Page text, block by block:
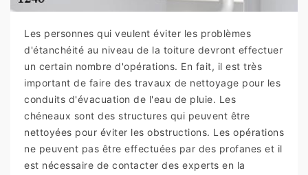
Les personnes qui veulent éviter les problèmes
d'étanchéité au niveau de la toiture devront effectuer
un certain nombre d'opérations. En fait, il est très
important de faire des travaux de nettoyage pour les
conduits d'évacuation de l'eau de pluie. Les
chéneaux sont des structures qui peuvent être
nettoyées pour éviter les obstructions. Les opérations
ne peuvent pas être effectuées par des profanes et il
est nécessaire de contacter des experts en la